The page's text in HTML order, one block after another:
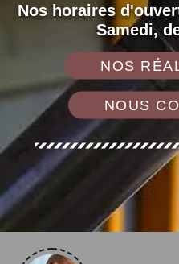
Nos horaires
Samedi,
NOS
NOUS